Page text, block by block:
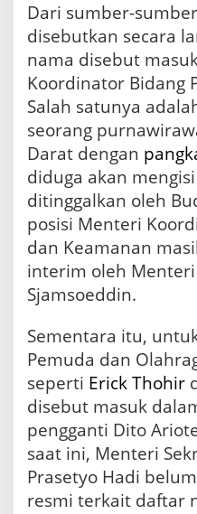
Dari sumber-
disebutkan secara
nama disebut
Koordinator Bidang
Salah satunya
seorang
Darat dengan
diduga akan
ditinggalkan oleh
posisi Menteri
dan Keamanan
interim oleh
Sjamsoeddin.
Sementara itu,
Pemuda dan
seperti Erick Thohir
disebut masuk
pengganti Dito
saat ini, Menteri
Prasetyo Hadi
resmi terkait daftar